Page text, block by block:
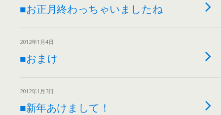
■お正月終わっちゃいましたね
2012年1月4日
■おまけ
2012年1月3日
■新年あけまして！